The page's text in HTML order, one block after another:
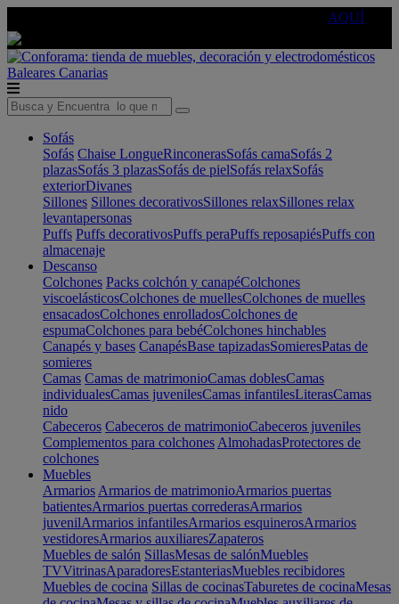
AQUÍ
Baleares Canarias
Sofás
Sofás Chaise LongueRinconerasSofás camaSofás 2
plazasSofás 3 plazasSofás de pielSofás relaxSofás
exteriorDivanes
Sillones Sillones decorativosSillones relaxSillones relax
levantapersonas
Puffs Puffs decorativosPuffs peraPuffs reposapiésPuffs con
almacenaje
Descanso
Colchones Packs colchón y canapéColchones
viscoelásticosColchones de muellesColchones de muelles
ensacadosColchones enrolladosColchones de
espumaColchones para bebéColchones hinchables
Canapés y bases CanapésBase tapizadasSomieresPatas de
somieres
Camas Camas de matrimonioCamas doblesCamas
individualesCamas juvenilesCamas infantilesLiterasCamas
nido
Cabeceros Cabeceros de matrimonioCabeceros juveniles
Complementos para colchones AlmohadasProtectores de
colchones
Muebles
Armarios Armarios de matrimonioArmarios puertas
batientesArmarios puertas correderasArmarios
juvenilArmarios infantilesArmarios esquinerosArmarios
vestidoresArmarios auxiliaresZapateros
Muebles de salón SillasMesas de salónMuebles
TVVitrinasAparadoresEstanteriasMuebles recibidores
Muebles de cocina Sillas de cocinasTaburetes de cocinaMesas